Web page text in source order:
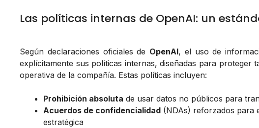
Las políticas internas de OpenAI: un
Según declaraciones oficiales de OpenAI, el uso de
explícitamente sus políticas internas, diseñadas para proteger
operativa de la compañía. Estas políticas incluyen:
Prohibición absoluta de usar datos no públicos para
Acuerdos de confidencialidad (NDAs) reforzados para
estratégica